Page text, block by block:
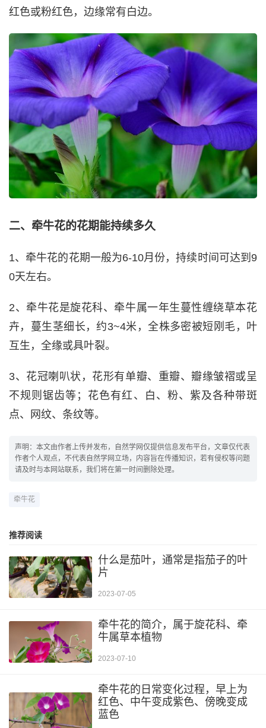
红色或粉红色，边缘常有白边。
二、牵牛花的花期能持续多久
1、牵牛花的花期一般为6-10月份，持续时间可达到9
0天左右。
2、牵牛花是旋花科、牵牛属一年生蔓性缠绕草本花
卉，蔓生茎细长，约3~4米，全株多密被短刚毛，叶
互生，全缘或具叶裂。
3、花冠喇叭状，花形有单瓣、重瓣、瓣缘皱褶或呈
不规则锯齿等；花色有红、白、粉、紫及各种带斑
点、网纹、条纹等。
声明：本文由作者上传并发布，自然学网仅提供信息发布平台，文章仅代表
作者个人观点，不代表自然学网立场，内容旨在传播知识，若有侵权等问题
请及时与本网站联系，我们将在第一时间删除处理。
牵牛花
推荐阅读
什么是茄叶，通常是指茄子的叶
片
2023-07-05
牵牛花的简介，属于旋花科、牵
牛属草本植物
2023-07-10
牵牛花的日常变化过程，早上为
红色、中午变成紫色、傍晚变成
蓝色